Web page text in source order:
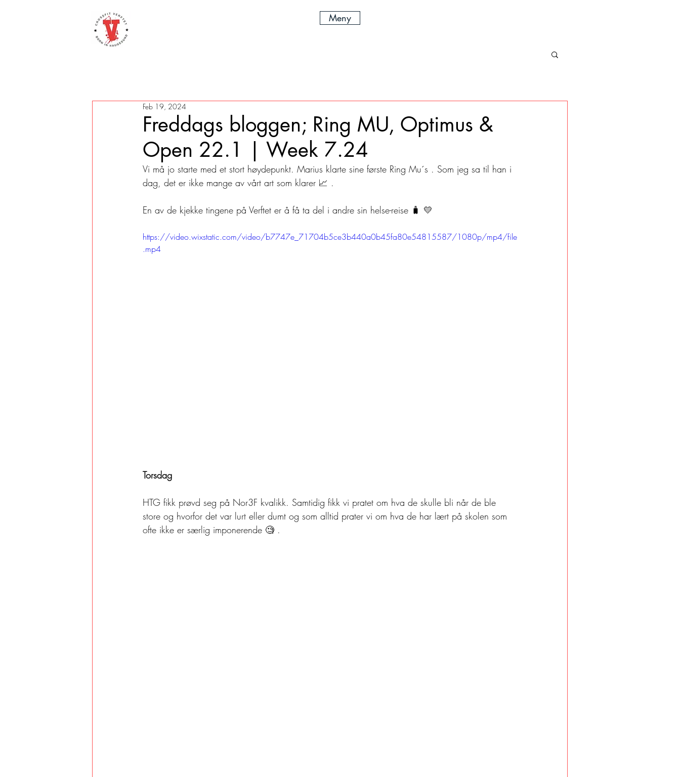
Meny
Freddags bloggen; Ring MU, Optimus &
Open 22.1 | Week 7.24
Feb 19, 2024
Vi må jo starte med et stort høydepunkt. Marius klarte sine første Ring Mu´s . Som jeg sa til han i
dag, det er ikke mange av vårt art som klarer 📈 .
En av de kjekke tingene på Verftet er å få ta del i andre sin helse-reise 🧳 💛
https://video.wixstatic.com/video/b7747e_71704b5ce3b440a0b45fa80e54815587/1080p/mp4/file
.mp4
Torsdag
HTG fikk prøvd seg på Nor3F kvalikk. Samtidig fikk vi pratet om hva de skulle bli når de ble
store og hvorfor det var lurt eller dumt og som alltid prater vi om hva de har lært på skolen som
ofte ikke er særlig imponerende 🧐 .